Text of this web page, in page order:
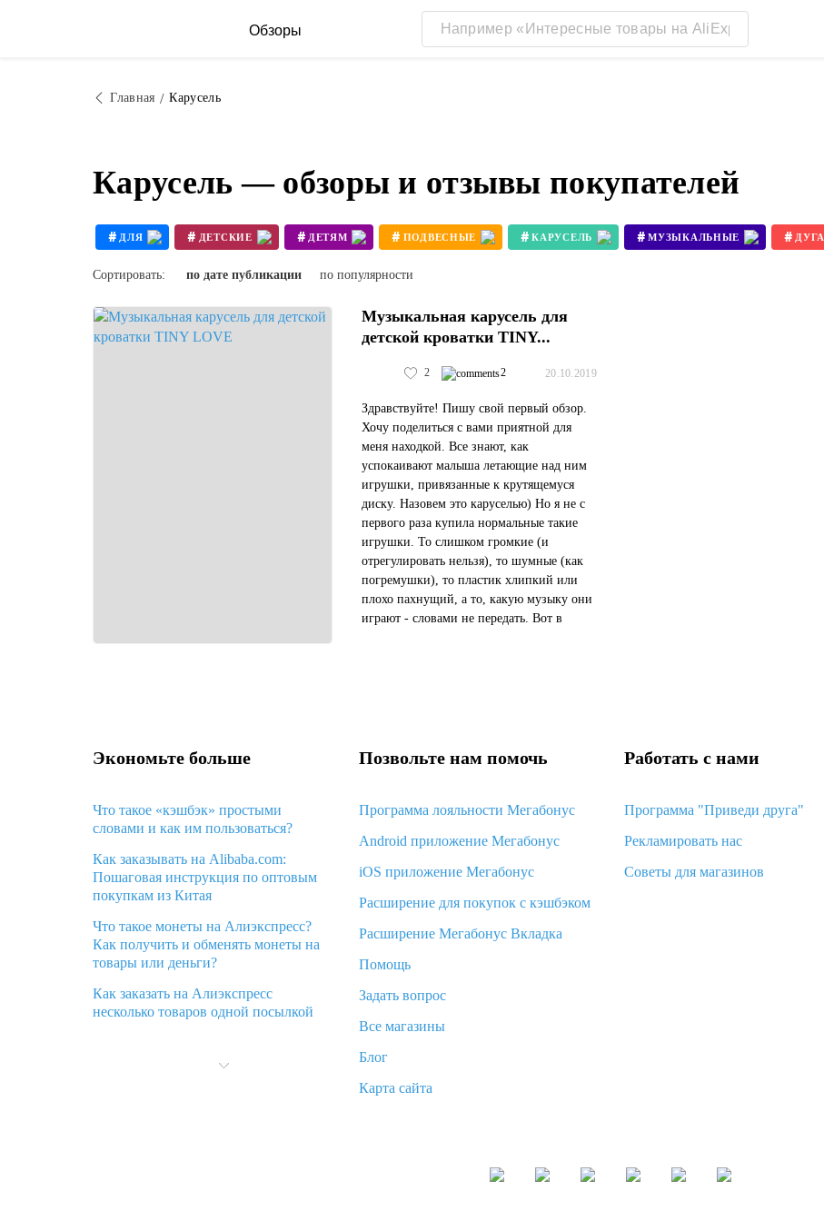
Обзоры
Главная Карусель
Карусель — обзоры и отзывы покупателей
# ДЛЯ # ДЕТСКИЕ # ДЕТЯМ # ПОДВЕСНЫЕ # КАРУСЕЛЬ # МУЗЫКАЛЬНЫЕ # ДУГА
Сортировать: по дате публикации по популярности
Музыкальная карусель для
детской кроватки TINY...
2 2 20.10.2019
Здравствуйте! Пишу свой первый обзор.
Хочу поделиться с вами приятной для
меня находкой. Все знают, как
успокаивают малыша летающие над ним
игрушки, привязанные к крутящемуся
диску. Назовем это каруселью) Но я не с
первого раза купила нормальные такие
игрушки. То слишком громкие (и
отрегулировать нельзя), то шумные (как
погремушки), то пластик хлипкий или
плохо пахнущий, а то, какую музыку они
играют - словами не передать. Вот в
Экономьте больше
Что такое «кэшбэк» простыми
словами и как им пользоваться?
Как заказывать на Alibaba.com:
Пошаговая инструкция по оптовым
покупкам из Китая
Что такое монеты на Алиэкспресс?
Как получить и обменять монеты на
товары или деньги?
Как заказать на Алиэкспресс
несколько товаров одной посылкой
Алиэкспресс и что делать?
Позвольте нам помочь
Программа лояльности Мегабонус
Android приложение Мегабонус
iOS приложение Мегабонус
Расширение для покупок с кэшбэком
Расширение Мегабонус Вкладка
Помощь
Задать вопрос
Все магазины
Блог
Карта сайта
Работать с нами
Программа "Приведи друга"
Рекламировать нас
Советы для магазинов